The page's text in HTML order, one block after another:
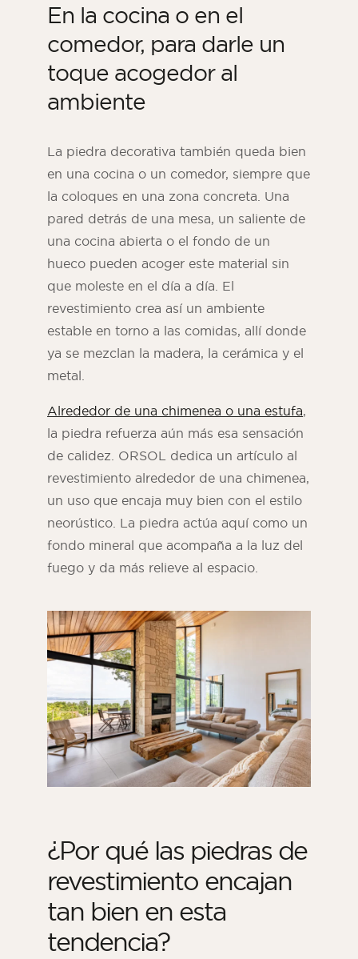
En la cocina o en el
comedor, para darle un
toque acogedor al
ambiente
La piedra decorativa también queda bien
en una cocina o un comedor, siempre que
la coloques en una zona concreta. Una
pared detrás de una mesa, un saliente de
una cocina abierta o el fondo de un
hueco pueden acoger este material sin
que moleste en el día a día. El
revestimiento crea así un ambiente
estable en torno a las comidas, allí donde
ya se mezclan la madera, la cerámica y el
metal.
Alrededor de una chimenea o una estufa,
la piedra refuerza aún más esa sensación
de calidez. ORSOL dedica un artículo al
revestimiento alrededor de una chimenea,
un uso que encaja muy bien con el estilo
neorústico. La piedra actúa aquí como un
fondo mineral que acompaña a la luz del
fuego y da más relieve al espacio.
¿Por qué las piedras de
revestimiento encajan
tan bien en esta
tendencia?